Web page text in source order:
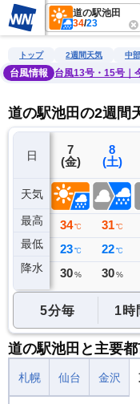
道の駅池田
34/23
雨雲レーダー 台風情報
トップ 2週間天気 中部
台風情報
台風13号・15号｜
道の駅池田の2週間
日
天気
最高
最低
降水
6
(木)
35 ℃
21 ℃
0 ミリ
7
(金)
34 ℃
23 ℃
30 %
8
(土)
31 ℃
22 ℃
30 %
5分毎 1時
道の駅池田と主要
札幌 仙台 金沢